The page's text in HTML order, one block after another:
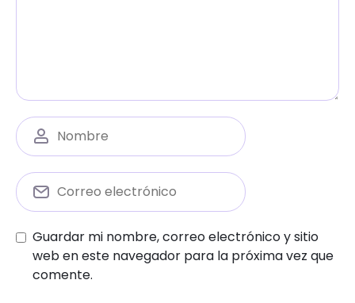
Guardar mi nombre, correo electrónico y sitio
web en este navegador para la próxima vez que
comente.